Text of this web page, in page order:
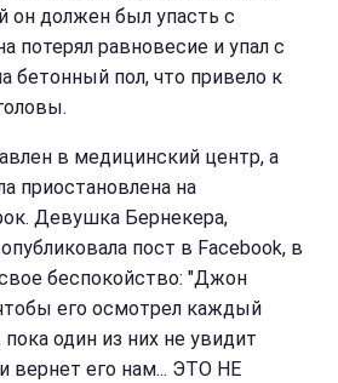
он должен был упасть с
потерял равновесие и упал с
бетонный пол, что привело к
в медицинский центр, а
приостановлена на
Девушка Бернекера,
пост в Facebook, в
беспокойство: "Джон
его осмотрел каждый
пока один из них не увидит
вернет его нам... ЭТО НЕ